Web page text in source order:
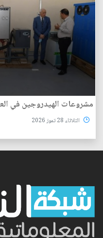
مشروعات الهيدروجين في
الثلاثاء 28 تموز 2026